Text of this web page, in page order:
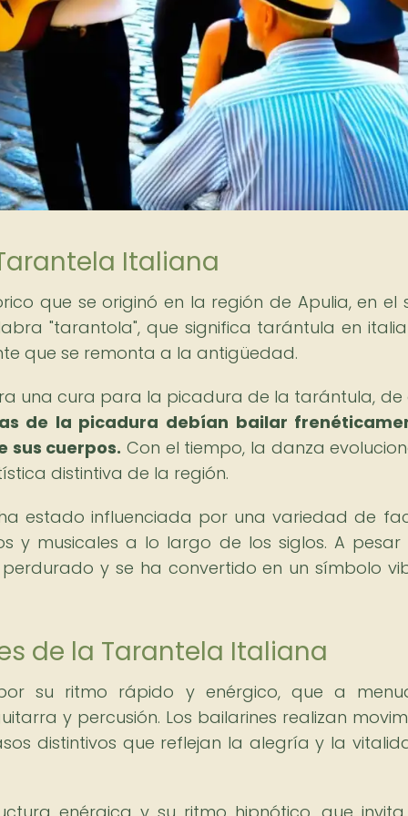
Italiana
que se originó en la región de Apulia, en el
"tarantola", que significa tarántula en
que se remonta a la antigüedad.
una cura para la picadura de la tarántula, de
de la picadura debían bailar
sus cuerpos. Con el tiempo, la danza
distintiva de la región.
estado influenciada por una variedad de
y musicales a lo largo de los siglos. A pesar
y se ha convertido en un símbolo
de la Tarantela Italiana
su ritmo rápido y enérgico, que a
y percusión. Los bailarines realizan
distintivos que reflejan la alegría y la